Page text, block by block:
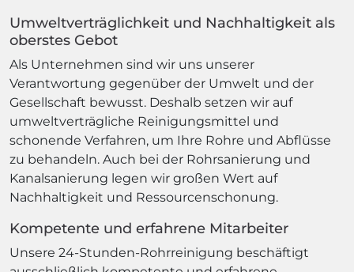
Umweltverträglichkeit und Nachhaltigkeit als
oberstes Gebot
Als Unternehmen sind wir uns unserer
Verantwortung gegenüber der Umwelt und der
Gesellschaft bewusst. Deshalb setzen wir auf
umweltverträgliche Reinigungsmittel und
schonende Verfahren, um Ihre Rohre und Abflüsse
zu behandeln. Auch bei der Rohrsanierung und
Kanalsanierung legen wir großen Wert auf
Nachhaltigkeit und Ressourcenschonung.
Kompetente und erfahrene Mitarbeiter
Unsere 24-Stunden-Rohrreinigung beschäftigt